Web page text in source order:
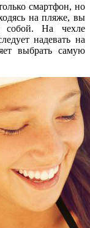
смартфон, но
на пляже, вы
собой. На чехле
надевать на
выбрать самую